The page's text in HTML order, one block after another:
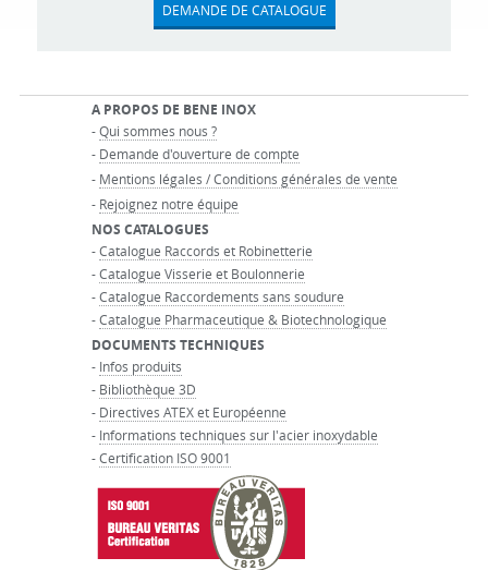
DEMANDE DE CATALOGUE
A PROPOS DE BENE INOX
-Qui sommes nous ?
- Demande d'ouverture de compte
- Mentions légales / Conditions générales de vente
- Rejoignez notre équipe
NOS CATALOGUES
-Catalogue Raccords et Robinetterie
-Catalogue Visserie et Boulonnerie
-Catalogue Raccordements sans soudure
-Catalogue Pharmaceutique & Biotechnologique
DOCUMENTS TECHNIQUES
- Infos produits
- Bibliothèque 3D
- Directives ATEX et Européenne
- Informations techniques sur l'acier inoxydable
-Certification ISO 9001